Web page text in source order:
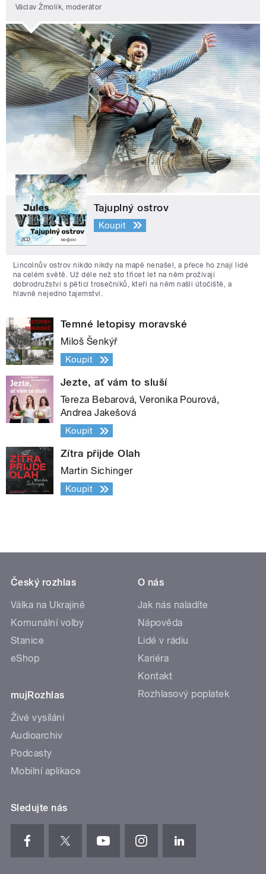
Václav Žmolík, moderátor
Tajuplný ostrov
Koupit
Lincolnův ostrov nikdo nikdy na mapě nenašel, a přece ho znají lidé
na celém světě. Už déle než sto třicet let na něm prožívají
dobrodružství s pěticí trosečníků, kteří na něm našli útočiště, a
hlavně nejedno tajemství.
Temné letopisy moravské
Miloš Šenkýř
Koupit
Jezte, ať vám to sluší
Tereza Bebarová, Veronika Pourová,
Andrea Jakešová
Koupit
Zítra přijde Olah
Martin Sichinger
Koupit
Český rozhlas
Válka na Ukrajině
Komunální volby
Stanice
eShop
mujRozhlas
Živé vysílání
Audioarchiv
Podcasty
Mobilní aplikace
O nás
Jak nás naladíte
Nápověda
Lidé v rádiu
Kariéra
Kontakt
Rozhlasový poplatek
Sledujte nás